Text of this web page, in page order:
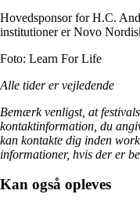
Hovedsponsor for H.C.
institutioner er Novo
Foto: Learn For Life
Alle tider er vejledende
Bemærk venligst, at
kontaktinformation, du
kan kontakte dig inden
informationer, hvis der er
Kan også opleves